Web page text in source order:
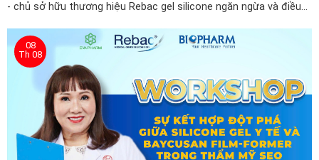
- chủ sở hữu thương hiệu Rebac gel silicone ngăn ngừa và điều
chất lượng đạt chứng nhận toàn cầu.
08
Th 08